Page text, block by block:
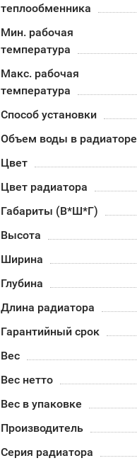
теплообменника
Мин. рабочая
температура
Макс. рабочая
температура
Способ установки
Объем воды в радиаторе
Цвет
Цвет радиатора
Габариты (В*Ш*Г)
Высота
Ширина
Глубина
Длина радиатора
Гарантийный срок
Вес
Вес нетто
Вес в упаковке
Производитель
Серия радиатора